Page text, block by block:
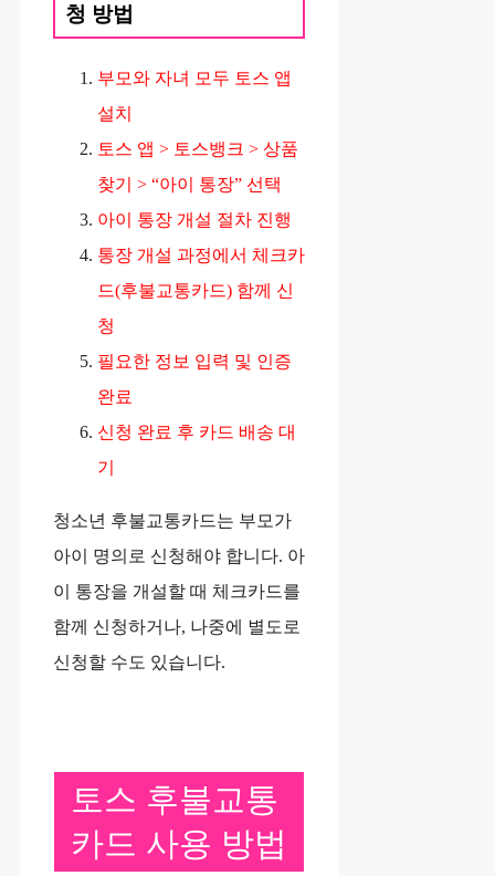
청 방법
부모와 자녀 모두 토스 앱
설치
토스 앱 > 토스뱅크 > 상품
찾기 > “아이 통장” 선택
아이 통장 개설 절차 진행
통장 개설 과정에서 체크카
드(후불교통카드) 함께 신
청
필요한 정보 입력 및 인증
완료
신청 완료 후 카드 배송 대
기
청소년 후불교통카드는 부모가
아이 명의로 신청해야 합니다. 아
이 통장을 개설할 때 체크카드를
함께 신청하거나, 나중에 별도로
신청할 수도 있습니다.
토스 후불교통
카드 사용 방법